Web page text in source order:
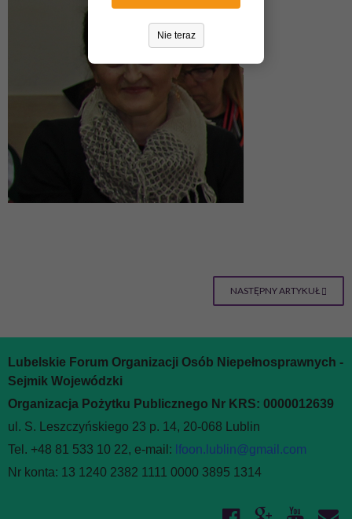
NASTĘPNY ARTYKUŁ
Lubelskie Forum Organizacji Osób Niepełnosprawnych -
Sejmik Wojewódzki
Organizacja Pożytku Publicznego Nr KRS: 0000012639
ul. S. Leszczyńskiego 23 p. 14, 20-068 Lublin
Tel. +48 81 533 10 22, e-mail: lfoon.lublin@gmail.com
Nr konta: 13 1240 2382 1111 0000 3895 1314
Nie teraz